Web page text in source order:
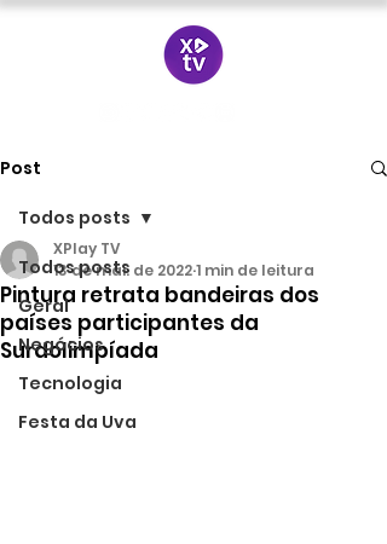
Post
Todos posts
Geral
Negócios
Tecnologia
Festa da Uva
Todos posts
Pintura retrata bandeiras dos
países participantes da
Surdolimpíada
XPlay TV
13 de mai. de 20221 min de leitura